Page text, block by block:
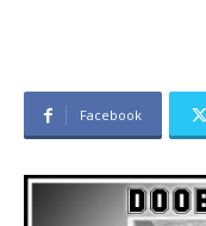
Facebook